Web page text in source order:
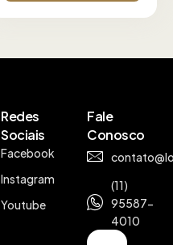
Redes
Sociais
Facebook
Instagram
Youtube
Fale
Conosco
(11)
95587-
4010